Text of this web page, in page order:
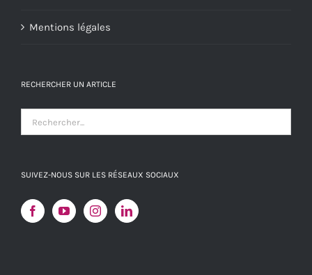
Mentions légales
RECHERCHER UN ARTICLE
SUIVEZ-NOUS SUR LES RÉSEAUX SOCIAUX